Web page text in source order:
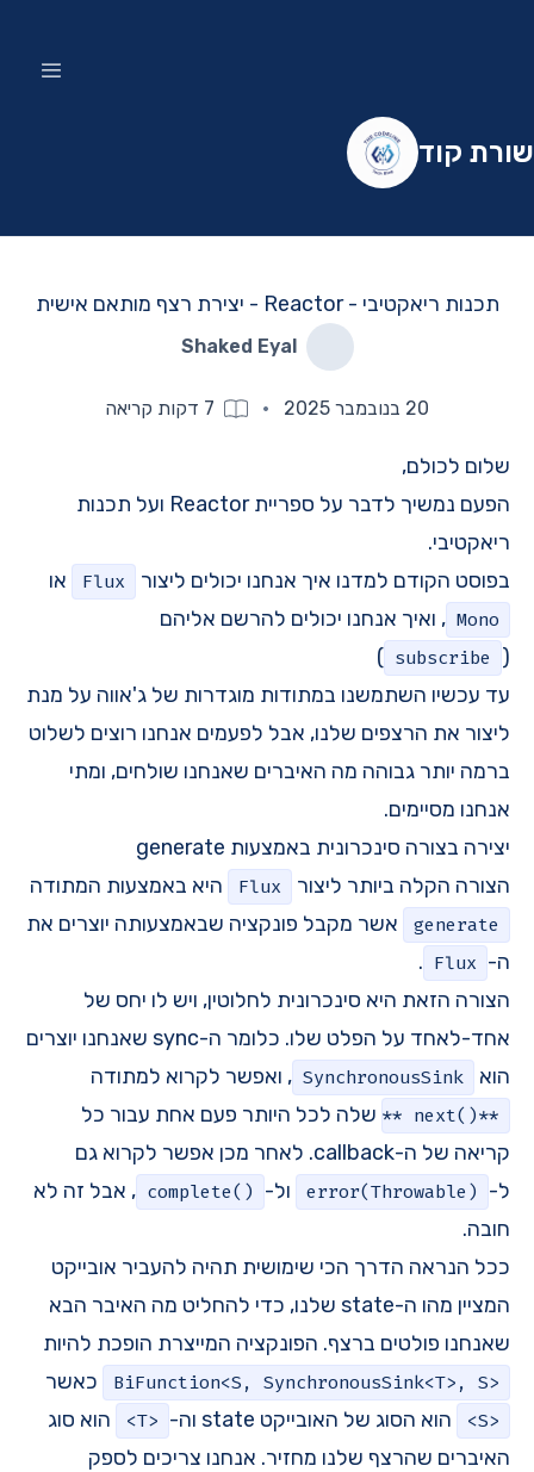
שורת קוד
תכנות ריאקטיבי - Reactor - יצירת רצף מותאם אישית
Shaked Eyal
20 בנובמבר 2025 ·
7 דקות קריאה
שלום לכולם,
הפעם נמשיך לדבר על ספריית Reactor ועל תכנות
ריאקטיבי.
בפוסט הקודם למדנו איך אנחנו יכולים ליצור
Flux או
Mono , ואיך אנחנו יכולים להרשם אליהם
(
subscribe
)
עד עכשיו השתמשנו במתודות מוגדרות של ג'אווה על מנת
ליצור את הרצפים שלנו, אבל לפעמים אנחנו רוצים לשלוט
ברמה יותר גבוהה מה האיברים שאנחנו שולחים, ומתי
אנחנו מסיימים.
יצירה בצורה סינכרונית באמצעות generate
הצורה הקלה ביותר ליצור
Flux היא באמצעות המתודה
generate
אשר מקבל פונקציה שבאמצעותה יוצרים את
ה- Flux
.
הצורה הזאת היא סינכרונית לחלוטין, ויש לו יחס של
אחד-לאחד על הפלט שלו. כלומר ה-sync שאנחנו יוצרים
הוא
SynchronousSink , ואפשר לקרוא למתודה
**next()**
שלה לכל היותר פעם אחת עבור כל
קריאה של ה-callback. לאחר מכן אפשר לקרוא גם
ל- error(Throwable) ול- complete() , אבל זה לא
חובה.
ככל הנראה הדרך הכי שימושית תהיה להעביר אובייקט
המציין מהו ה-state שלנו, כדי להחליט מה האיבר הבא
שאנחנו פולטים ברצף. הפונקציה המייצרת הופכת להיות
BiFunction<S, SynchronousSink<T>, S> כאשר
<S> הוא הסוג של האובייקט state וה- <T>
הוא סוג
האיברים שהרצף שלנו מחזיר. אנחנו צריכים לספק